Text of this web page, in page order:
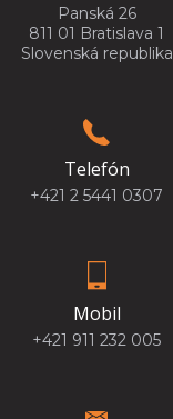
Panská 26
811 01 Bratislava 1
Slovenská republika
Telefón
+421 2 5441 0307
Mobil
+421 911 232 005